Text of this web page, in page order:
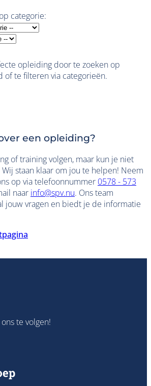
categorie:
opleiding door te zoeken op
of te filteren via categorieën.
een opleiding?
of training volgen, maar kun je niet
staan klaar om jou te helpen! Neem
op via telefoonnummer 0578 - 573
naar info@spv.nu. Ons team
jouw vragen en biedt je de informatie
te volgen!